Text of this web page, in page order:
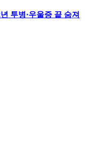
투병·우울증 끝 숨져